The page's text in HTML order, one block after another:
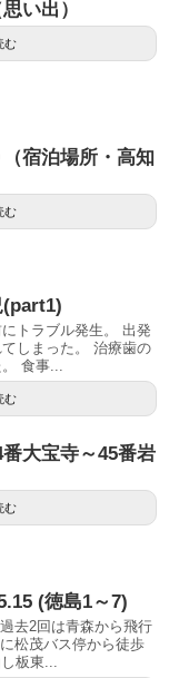
い出）
む
宿泊場所・高知
む
(part1)
トラブル発生。 出発
しまった。 治療歯の
食事...
む
大宝寺～45番岩
む
(徳島1～7)
去2回は青森から飛行
松茂バス停から徒歩
板東...